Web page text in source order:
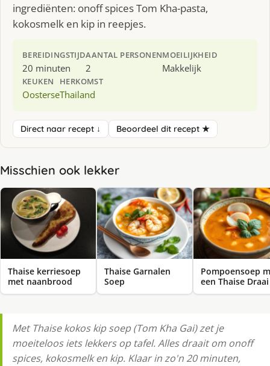
ingrediënten: onoff spices Tom Kha-pasta,
kokosmelk en kip in reepjes.
BEREIDINGSTIJD
20 minuten
AANTAL PERSONEN
2
MOEILIJKHEID
Makkelijk
KEUKEN
Oosterse
HERKOMST
Thailand
Direct naar recept ↓ Beoordeel dit recept ★
Misschien ook lekker
Thaise kerriesoep
met naanbrood
Thaise Garnalen
Soep
Pompoensoep
een Thaise Draai
Met Thaise kokos kip soep (Tom Kha Gai) zet je
moeiteloos iets lekkers op tafel. Alles draait om onoff
spices, kokosmelk en kip. Klaar in zo'n 20 minuten,